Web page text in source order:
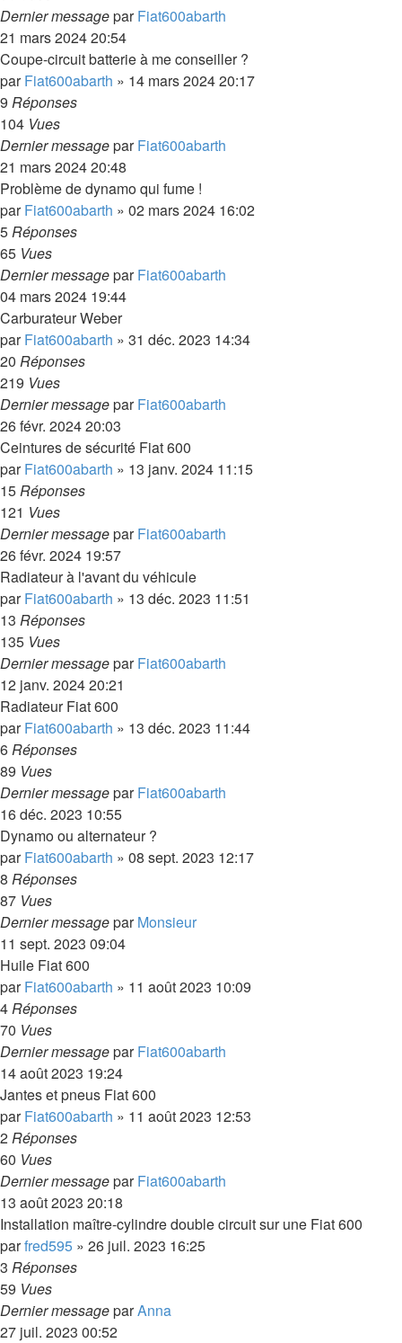
Dernier messageparFiat600abarth
21 mars 2024 20:54
Coupe-circuit batterie à me conseiller ?
parFiat600abarth » 14 mars 2024 20:17
9 Réponses
104 Vues
Dernier messageparFiat600abarth
21 mars 2024 20:48
Problème de dynamo qui fume !
parFiat600abarth » 02 mars 2024 16:02
5Réponses
65 Vues
Dernier messageparFiat600abarth
04 mars 2024 19:44
Carburateur Weber
parFiat600abarth » 31 déc. 2023 14:34
20 Réponses
219 Vues
Dernier messageparFiat600abarth
26 févr. 2024 20:03
Ceintures de sécurité Fiat 600
parFiat600abarth » 13 janv. 2024 11:15
15Réponses
121 Vues
Dernier messageparFiat600abarth
26 févr. 2024 19:57
Radiateur à l'avant du véhicule
parFiat600abarth » 13 déc. 2023 11:51
13 Réponses
135 Vues
Dernier messageparFiat600abarth
12 janv. 2024 20:21
Radiateur Fiat 600
parFiat600abarth » 13 déc. 2023 11:44
6Réponses
89 Vues
Dernier messageparFiat600abarth
16 déc. 2023 10:55
Dynamo ou alternateur ?
parFiat600abarth » 08 sept. 2023 12:17
8 Réponses
87 Vues
Dernier messageparMonsieur
11 sept. 2023 09:04
Huile Fiat 600
parFiat600abarth » 11 août 2023 10:09
4Réponses
70 Vues
Dernier messageparFiat600abarth
14 août 2023 19:24
Jantes et pneus Fiat 600
parFiat600abarth » 11 août 2023 12:53
2Réponses
60 Vues
Dernier messageparFiat600abarth
13 août 2023 20:18
Installation maître-cylindre double circuit sur une Fiat 600
parfred595 » 26 juil. 2023 16:25
3 Réponses
59 Vues
Dernier messageparAnna
27 juil. 2023 00:52